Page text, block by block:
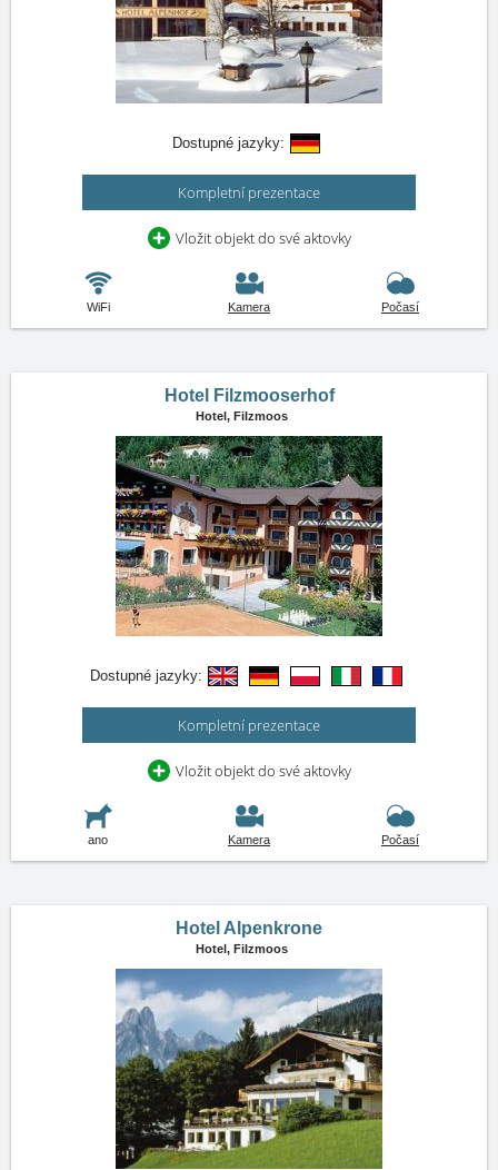
Dostupné jazyky:
Kompletní prezentace
Vložit objekt do své aktovky
WiFi Kamera Počasí
Hotel Filzmooserhof
Hotel, Filzmoos
Dostupné jazyky:
Kompletní prezentace
Vložit objekt do své aktovky
ano Kamera Počasí
Hotel Alpenkrone
Hotel, Filzmoos